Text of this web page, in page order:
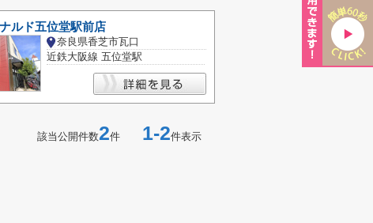
ルド五位堂駅前店
奈良県香芝市瓦口
近鉄大阪線 五位堂駅
該当公開件数2件 1-2件表示